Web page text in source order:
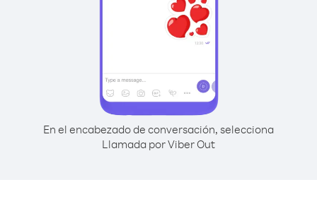
En el encabezado de conversación, selecciona
Llamada por Viber Out